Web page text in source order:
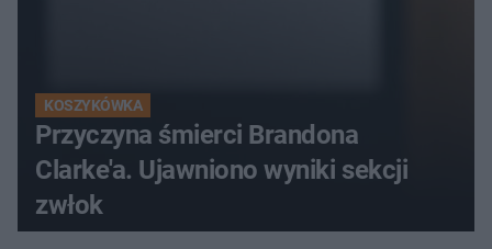
KOSZYKÓWKA
Przyczyna śmierci Brandona
Clarke'a. Ujawniono wyniki sekcji
zwłok